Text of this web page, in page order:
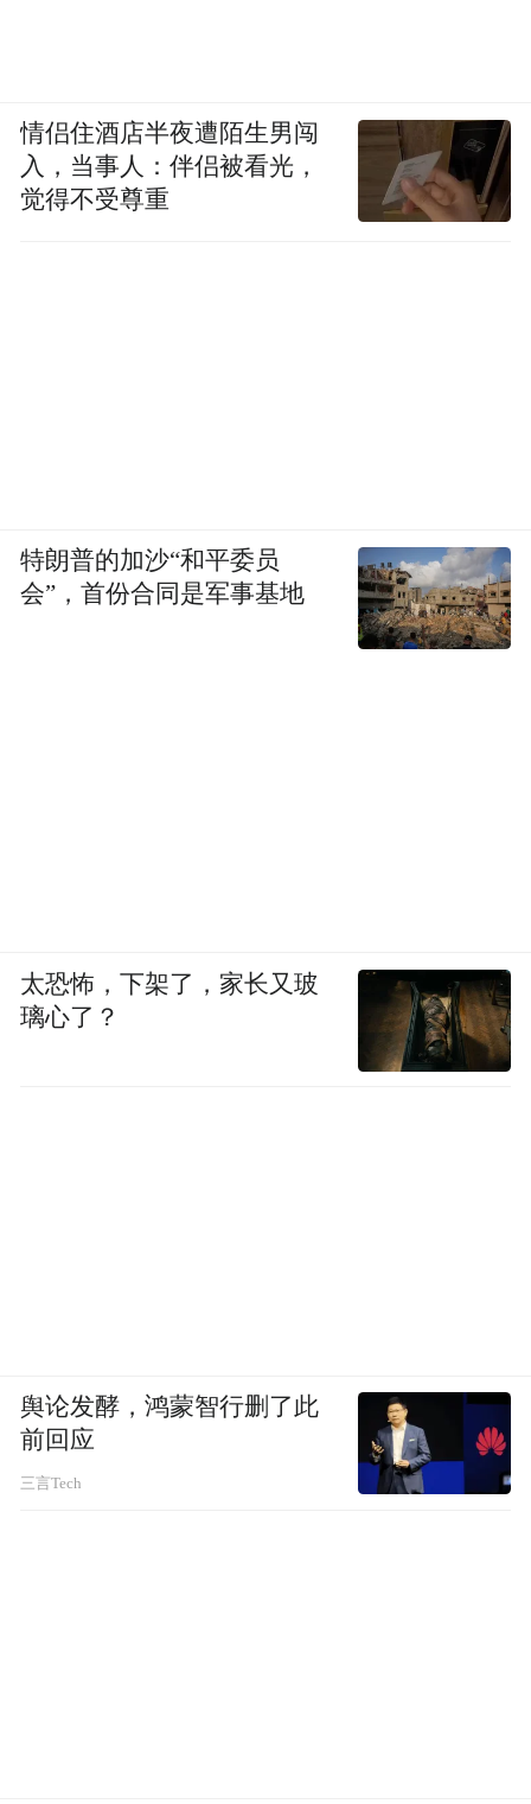
情侣住酒店半夜遭陌生男闯
入，当事人：伴侣被看光，
觉得不受尊重
特朗普的加沙“和平委员
会”，首份合同是军事基地
太恐怖，下架了，家长又玻
璃心了？
舆论发酵，鸿蒙智行删了此
前回应
三言Tech